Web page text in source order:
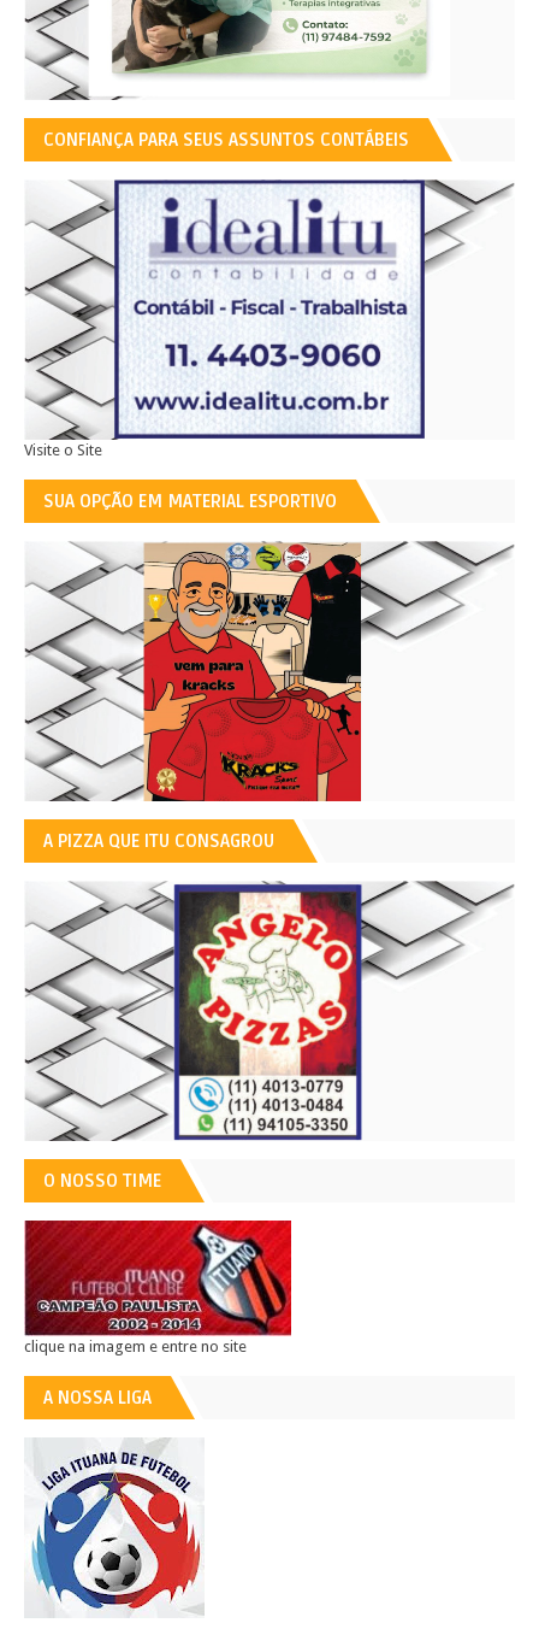
CONFIANÇA PARA SEUS ASSUNTOS CONTÁBEIS
Visite o Site
SUA OPÇÃO EM MATERIAL ESPORTIVO
A PIZZA QUE ITU CONSAGROU
O NOSSO TIME
clique na imagem e entre no site
A NOSSA LIGA